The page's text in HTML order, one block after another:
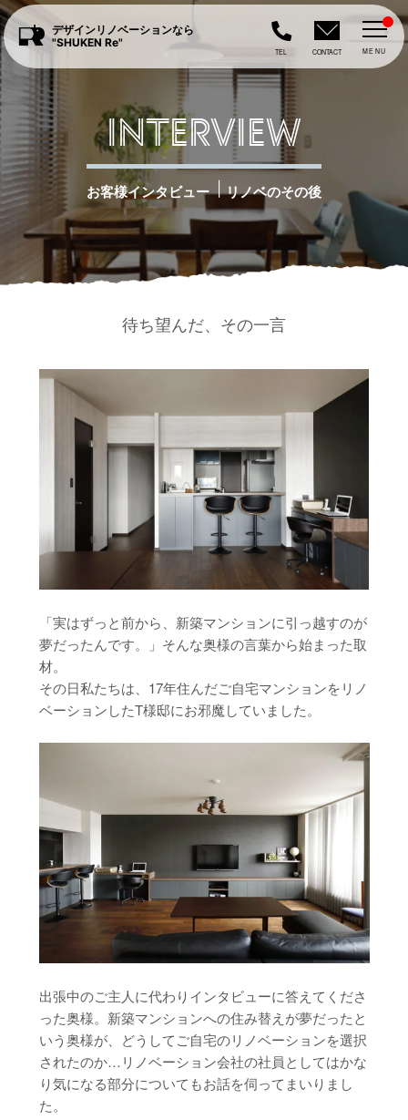
デザインリノベーションなら
"SHUKEN Re"
TEL CONTACT MENU
INTERVIEW
お客様インタビュー | リノベのその後
待ち望んだ、その一言
「実はずっと前から、新築マンションに引っ越すのが
夢だったんです。」そんな奥様の言葉から始まった取
材。
その日私たちは、17年住んだご自宅マンションをリノ
ベーションしたT様邸にお邪魔していました。
出張中のご主人に代わりインタビューに答えてくださ
った奥様。新築マンションへの住み替えが夢だったと
いう奥様が、どうしてご自宅のリノベーションを選択
されたのか…リノベーション会社の社員としてはかな
り気になる部分についてもお話を伺ってまいりまし
た。